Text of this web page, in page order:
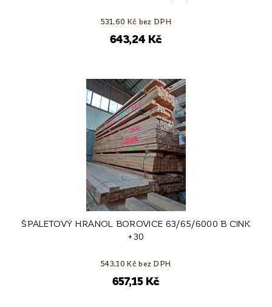
531,60 Kč bez DPH
643,24 Kč
ŠPALETOVÝ HRANOL BOROVICE 63/65/6000 B CINK
+30
543,10 Kč bez DPH
657,15 Kč